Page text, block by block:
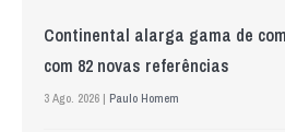
Continental alarga gama de
com 82 novas referências
3 Ago. 2026 | Paulo Homem